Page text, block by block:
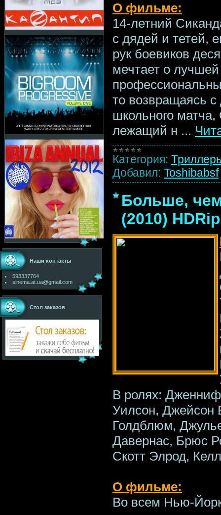
Наши контакты
593337764
sinema.at.ua@gmail.com
Стол заказов
О фильме:
14-летний
с дядей и тетей,
рук боевиков
мечтает о лучшей
то возвращаясь
школьного
лежащий н ...
Категория:
Добавил: Toshibabsf
Больше,
(2010) HDRip
В ролях:
Уилсон,
Голдблюм,
Давернас, Брюс
Скотт Элрод,
О фильме:
Во всем Нью-